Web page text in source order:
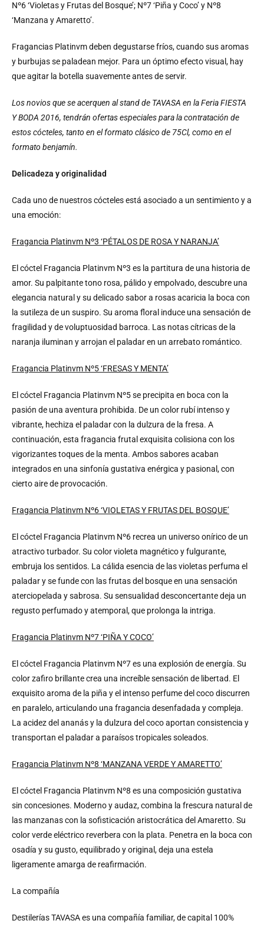
Nº6 ‘Violetas y Frutas del Bosque’; Nº7 ‘Piña y Coco’ y Nº8
‘Manzana y Amaretto’.
Fragancias Platinvm deben degustarse fríos, cuando sus aromas
y burbujas se paladean mejor. Para un óptimo efecto visual, hay
que agitar la botella suavemente antes de servir.
Los novios que se acerquen al stand de TAVASA en la Feria FIESTA
Y BODA 2016, tendrán ofertas especiales para la contratación de
estos cócteles, tanto en el formato clásico de 75Cl, como en el
formato benjamín.
Delicadeza y originalidad
Cada uno de nuestros cócteles está asociado a un sentimiento y a
una emoción:
Fragancia Platinvm Nº3 ‘PÉTALOS DE ROSA Y NARANJA’
El cóctel Fragancia Platinvm Nº3 es la partitura de una historia de
amor. Su palpitante tono rosa, pálido y empolvado, descubre una
elegancia natural y su delicado sabor a rosas acaricia la boca con
la sutileza de un suspiro. Su aroma floral induce una sensación de
fragilidad y de voluptuosidad barroca. Las notas cítricas de la
naranja iluminan y arrojan el paladar en un arrebato romántico.
Fragancia Platinvm Nº5 ‘FRESAS Y MENTA’
El cóctel Fragancia Platinvm Nº5 se precipita en boca con la
pasión de una aventura prohibida. De un color rubí intenso y
vibrante, hechiza el paladar con la dulzura de la fresa. A
continuación, esta fragancia frutal exquisita colisiona con los
vigorizantes toques de la menta. Ambos sabores acaban
integrados en una sinfonía gustativa enérgica y pasional, con
cierto aire de provocación.
Fragancia Platinvm Nº6 ‘VIOLETAS Y FRUTAS DEL BOSQUE’
El cóctel Fragancia Platinvm Nº6 recrea un universo onírico de un
atractivo turbador. Su color violeta magnético y fulgurante,
embruja los sentidos. La cálida esencia de las violetas perfuma el
paladar y se funde con las frutas del bosque en una sensación
aterciopelada y sabrosa. Su sensualidad desconcertante deja un
regusto perfumado y atemporal, que prolonga la intriga.
Fragancia Platinvm Nº7 ‘PIÑA Y COCO’
El cóctel Fragancia Platinvm Nº7 es una explosión de energía. Su
color zafiro brillante crea una increíble sensación de libertad. El
exquisito aroma de la piña y el intenso perfume del coco discurren
en paralelo, articulando una fragancia desenfadada y compleja.
La acidez del ananás y la dulzura del coco aportan consistencia y
transportan el paladar a paraísos tropicales soleados.
Fragancia Platinvm Nº8 ‘MANZANA VERDE Y AMARETTO’
El cóctel Fragancia Platinvm Nº8 es una composición gustativa
sin concesiones. Moderno y audaz, combina la frescura natural de
las manzanas con la sofisticación aristocrática del Amaretto. Su
color verde eléctrico reverbera con la plata. Penetra en la boca con
osadía y su gusto, equilibrado y original, deja una estela
ligeramente amarga de reafirmación.
La compañía
Destilerías TAVASA es una compañía familiar, de capital 100%